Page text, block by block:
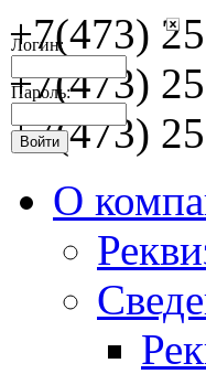
Логин:
Пароль:
+7(473)
+7(473)
+7(473)
О